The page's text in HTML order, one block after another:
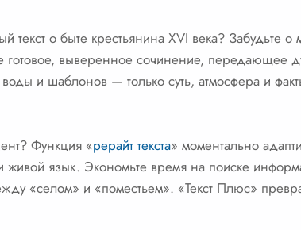
о быте крестьянина XVI века? Забудьте о
готовое, выверенное сочинение, передающее
и шаблонов — только суть, атмосфера и
Функция «рерайт текста» моментально
живой язык. Экономьте время на поиске
«селом» и «поместьем». «Текст Плюс»